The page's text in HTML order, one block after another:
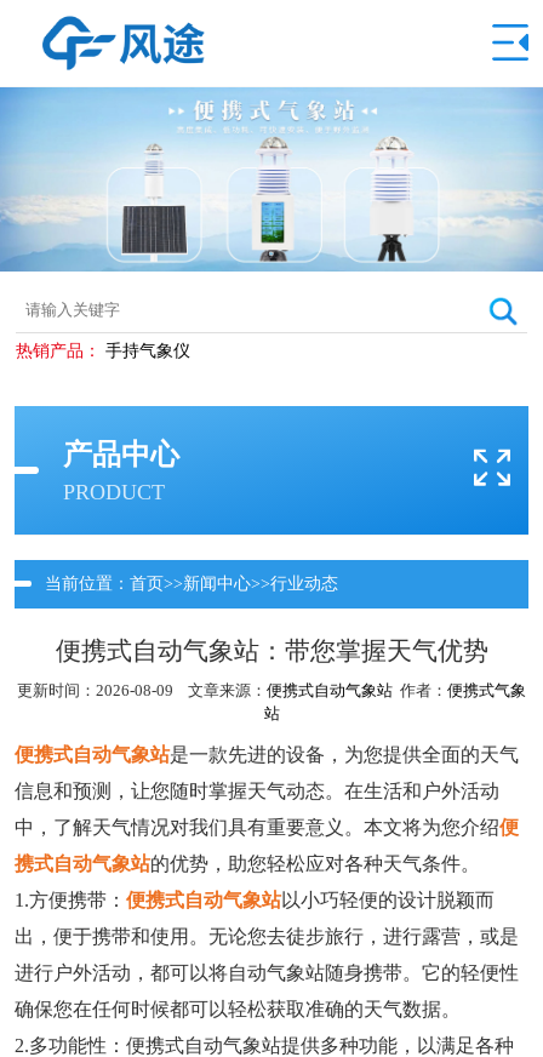
热销产品：手持气象仪
产品中心
PRODUCT
当前位置： 首页>>新闻中心>>行业动态
便携式自动气象站：带您掌握天气优势
更新时间：2026-08-09 文章来源： 便携式自动气象站 作者： 便携式气象
站
便携式自动气象站是一款先进的设备，为您提供全面的天气
信息和预测，让您随时掌握天气动态。在生活和户外活动
中，了解天气情况对我们具有重要意义。本文将为您介绍便
携式自动气象站的优势，助您轻松应对各种天气条件。
1.方便携带： 便携式自动气象站以小巧轻便的设计脱颖而
出，便于携带和使用。无论您去徒步旅行，进行露营，或是
进行户外活动，都可以将自动气象站随身携带。它的轻便性
确保您在任何时候都可以轻松获取准确的天气数据。
2.多功能性：便携式自动气象站提供多种功能，以满足各种